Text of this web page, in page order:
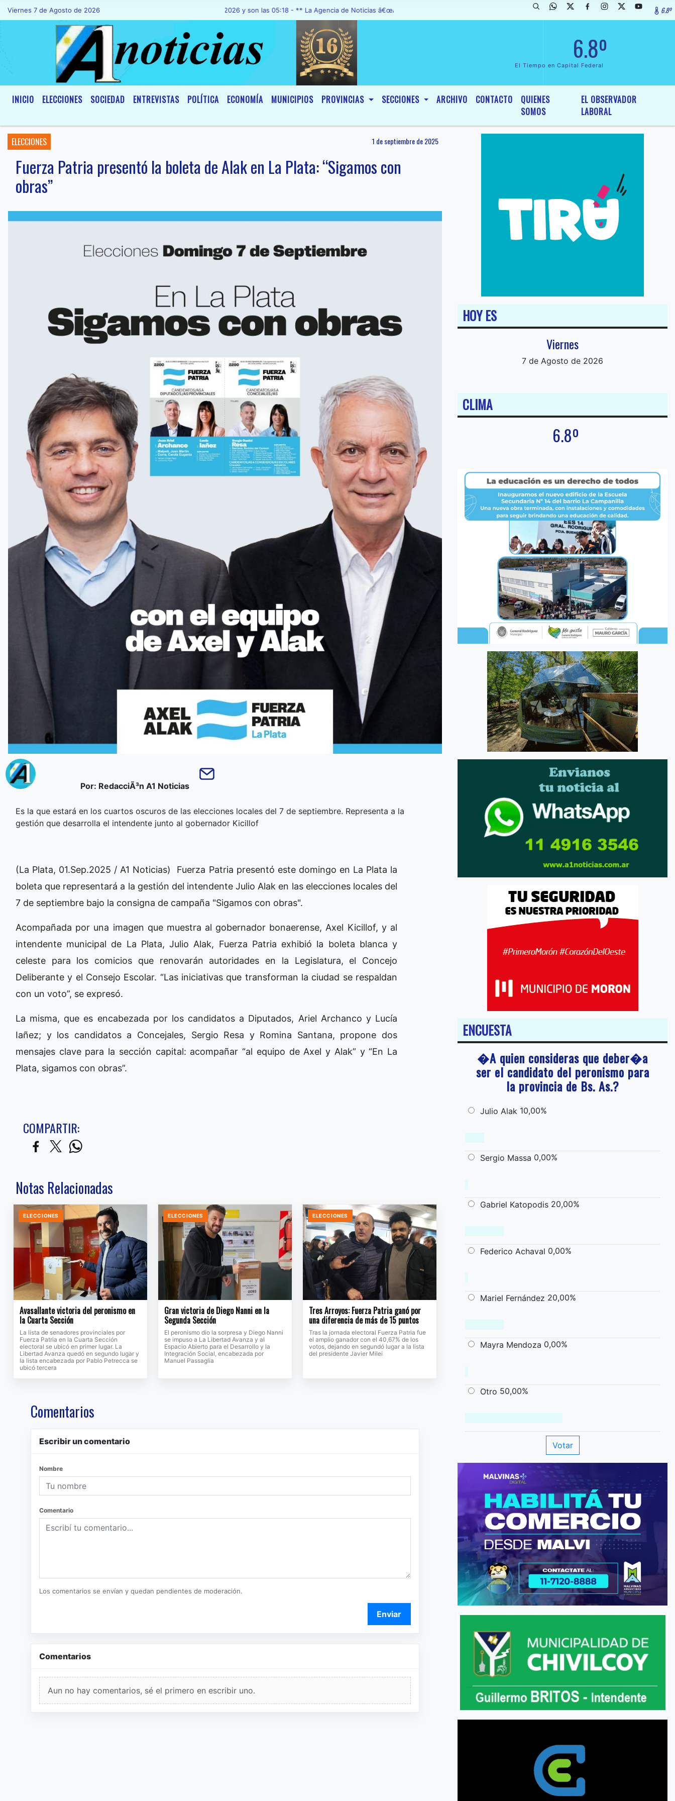
Viernes 7 de Agosto de 2026Hoy es Viernes 7 de Agosto de 2026 y son las 05:18 - ** La Agencia de Noticias â€œA1 Noticiasâ€, fue declarada de InterÃ©s General y Legislativo, por Ordenanza NÂº 6236/19 del6.8º
6.8º
El Tiempo en Capital Federal
INICIO ELECCIONES SOCIEDAD ENTREVISTAS POLÍTICA ECONOMÍA MUNICIPIOS PROVINCIAS SECCIONES ARCHIVO CONTACTO
QUIENES
SOMOS
EL OBSERVADOR
LABORAL
ELECCIONES 1 de septiembre de 2025
Fuerza Patria presentó la boleta de Alak en La Plata: “Sigamos con
obras”
Por: RedacciÃ³n A1 Noticias
Es la que estará en los cuartos oscuros de las elecciones locales del 7 de septiembre. Representa a la
gestión que desarrolla el intendente junto al gobernador Kicillof
(La Plata, 01.Sep.2025 / A1 Noticias) Fuerza Patria presentó este domingo en La Plata la
boleta que representará a la gestión del intendente Julio Alak en las elecciones locales del
7 de septiembre bajo la consigna de campaña "Sigamos con obras".
Acompañada por una imagen que muestra al gobernador bonaerense, Axel Kicillof, y al
intendente municipal de La Plata, Julio Alak, Fuerza Patria exhibió la boleta blanca y
celeste para los comicios que renovarán autoridades en la Legislatura, el Concejo
Deliberante y el Consejo Escolar. “Las iniciativas que transforman la ciudad se respaldan
con un voto”, se expresó.
La misma, que es encabezada por los candidatos a Diputados, Ariel Archanco y Lucía
Iañez; y los candidatos a Concejales, Sergio Resa y Romina Santana, propone dos
mensajes clave para la sección capital: acompañar “al equipo de Axel y Alak” y “En La
Plata, sigamos con obras”.
COMPARTIR:
Notas Relacionadas
ELECCIONES
Avasallante victoria del peronismo en
la Cuarta Sección
La lista de senadores provinciales por
Fuerza Patria en la Cuarta Sección
electoral se ubicó en primer lugar. La
Libertad Avanza quedó en segundo lugar y
la lista encabezada por Pablo Petrecca se
ubicó tercera
ELECCIONES
Gran victoria de Diego Nanni en la
Segunda Sección
El peronismo dio la sorpresa y Diego Nanni
se impuso a La Libertad Avanza y al
Espacio Abierto para el Desarrollo y la
Integración Social, encabezada por
Manuel Passaglia
ELECCIONES
Tres Arroyos: Fuerza Patria ganó por
una diferencia de más de 15 puntos
Tras la jornada electoral Fuerza Patria fue
el amplio ganador con el 40,67% de los
votos, dejando en segundó lugar a la lista
del presidente Javier Milei
Comentarios
Escribir un comentario
Nombre
Comentario
Los comentarios se envían y quedan pendientes de moderación.
Enviar
Comentarios
Aun no hay comentarios, sé el primero en escribir uno.
HOY ES
Viernes
7 de Agosto de 2026
CLIMA
6.8º
ENCUESTA
�A quien consideras que deber�a
ser el candidato del peronismo para
la provincia de Bs. As.?
Julio Alak 10,00%
Sergio Massa 0,00%
Gabriel Katopodis 20,00%
Federico Achaval 0,00%
Mariel Fernández 20,00%
Mayra Mendoza 0,00%
Otro 50,00%